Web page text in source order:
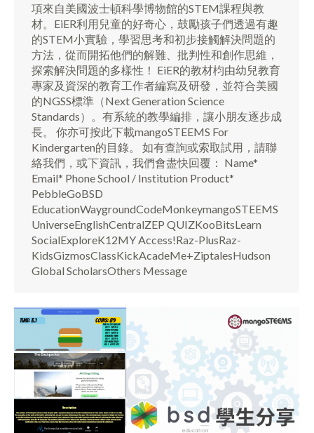
項來自美國波士頓科學博物館的STEM課程與教
材。EiER利用兒童的好奇心，鼓勵孩子們透過有趣
的STEM小實驗，學習思考和初步接觸解決問題的
方法，從而開拓他們的解難、批判性和創作思維，
探索解決問題的多樣性！ EiER的教材枃由幼兒教育
專家及資深的教育工作者編寫及研發，並符合美國
的NGSS標準（Next Generation Science
Standards）。有系統的教學編排，讓小朋友逐步成
長。 你亦可按此下載mangoSTEEMS For
Kindergarten的目錄。 如有查詢或索取試用，請聯
絡我們，或下資訊，我們會盡快回覆： Name*
Email* Phone School / Institution Product*
PebbleGoBSD
EducationWaygroundCodeMonkeymangoSTEEMS
UniverseEnglishCentralZEP QUIZKooBitsLearn
SocialExploreK12MY Access!Raz-PlusRaz-
KidsGizmosClassKickAcadeMe+ZiptalesHudson
Global ScholarsOthers Message